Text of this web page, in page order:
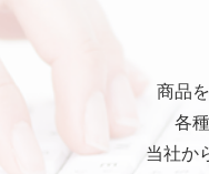
商品
各
当社か